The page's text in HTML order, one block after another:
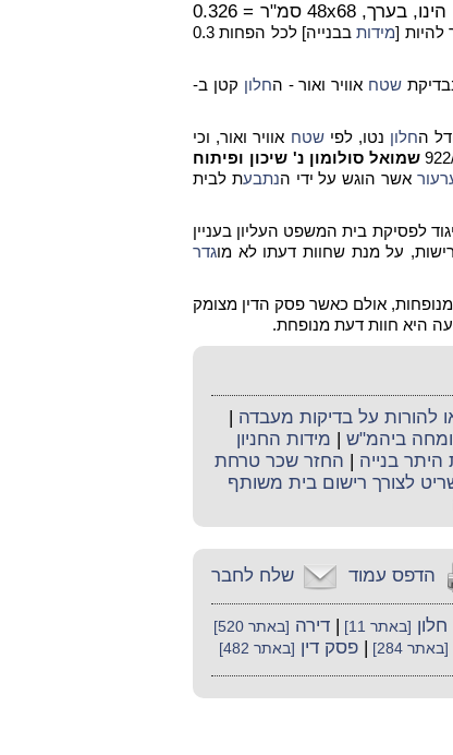
הינו, בערך, 48x68 סמ"ר = 0.326
להיות [מידות
בבנייה] לכל הפחות 0.3
שטח אוויר ואור - החלון קטן ב-
החלון נטו, לפישטח אוויר ואור, וכי
שמואל סולומון נ' שיכון ופיתוח
אשר הוגש על ידי הנתבעת לבית
לפסיקת בית המשפט העליון בעניין
על מנת שחוות דעתו לא מוגדר
אולם כאשר פסק הדין מצומק
היא חוות דעת מנופחת.
להורות על בדיקות מעבדה |
ביהמ"ש | מידות החניון
היתר בנייה | החזר שכר טרחת
לצורך רישום בית משותף
שלח לחבר הדפס עמוד
[באתר 11] | דירה [באתר 520]
[באתר 284] | פסק דין [באתר 482]